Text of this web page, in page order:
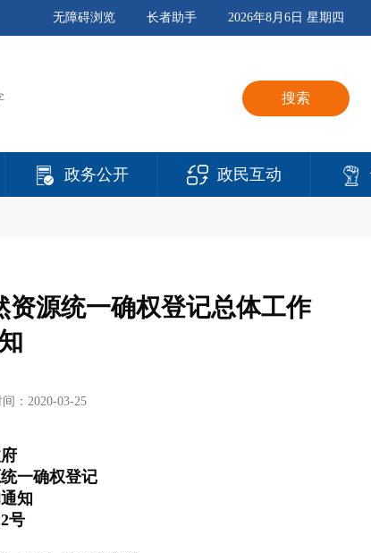
2026年8月6日 星期四
长者助手
无障碍浏览
搜索
政务公开 政民互动
源统一确权登记总体工作
间：2020-03-25
一确权登记
知
号